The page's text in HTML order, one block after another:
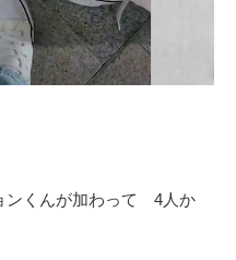
くんが加わって 4人か